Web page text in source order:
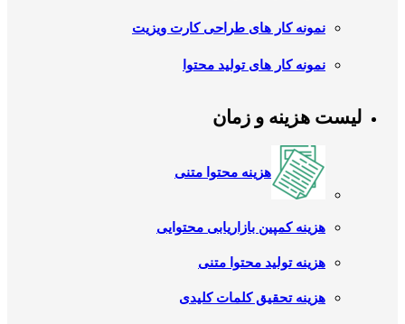
نمونه کار های طراحی کارت ویزیت
نمونه کار های تولید محتوا
لیست هزینه و زمان
هزینه محتوا متنی
هزینه کمپین بازاریابی محتوایی
هزینه تولید محتوا متنی
هزینه تحقیق کلمات کلیدی